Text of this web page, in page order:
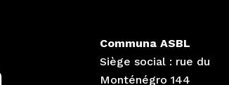
Communa ASBL
Siège social : rue du
Monténégro 144